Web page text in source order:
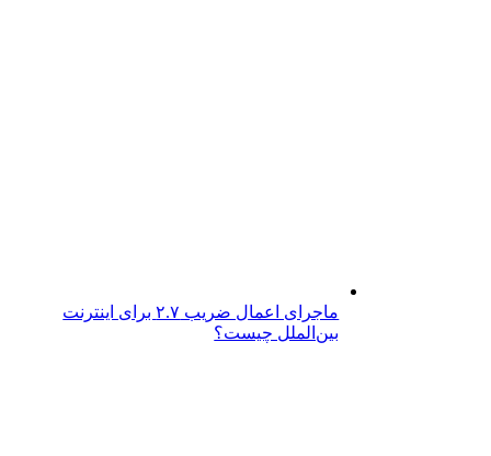
ماجرای اعمال ضریب ۲.۷ برای اینترنت
بین‌الملل چیست؟